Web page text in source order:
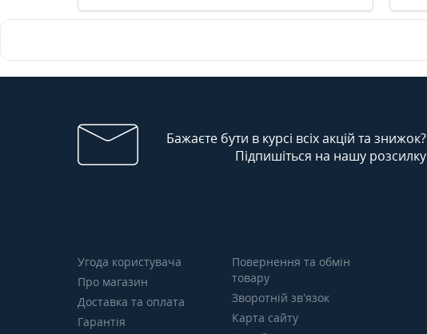
Бажаєте бути в курсі всіх акцій та знижок?
Підпишіться на нашу розсилку
Угода користувача
Про магазин
Доставка та оплата
Гарантія
Повернення та обмін
товару
Зворотній зв’язок
Карта сайту